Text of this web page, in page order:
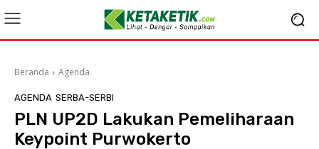
Beranda Agenda
AGENDA SERBA-SERBI
PLN UP2D Lakukan Pemeliharaan
Keypoint Purwokerto